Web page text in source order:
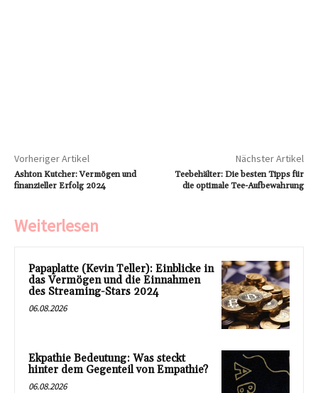
Vorheriger Artikel
Ashton Kutcher: Vermögen und
finanzieller Erfolg 2024
Nächster Artikel
Teebehälter: Die besten Tipps für
die optimale Tee-Aufbewahrung
Weiterlesen
Papaplatte (Kevin Teller): Einblicke in
das Vermögen und die Einnahmen
des Streaming-Stars 2024
06.08.2026
Ekpathie Bedeutung: Was steckt
hinter dem Gegenteil von Empathie?
06.08.2026